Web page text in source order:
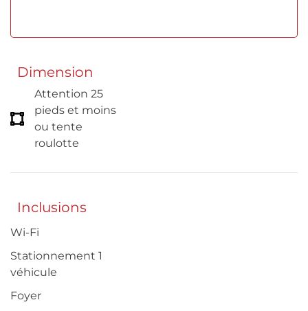
Dimension
Attention 25
pieds et moins
ou tente
roulotte
Inclusions
Wi-Fi
Stationnement 1
véhicule
Foyer